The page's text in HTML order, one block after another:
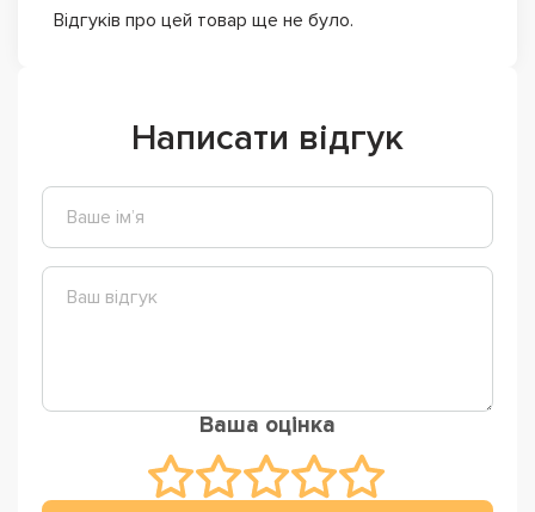
Відгуків про цей товар ще не було.
Написати відгук
Ваша оцінка